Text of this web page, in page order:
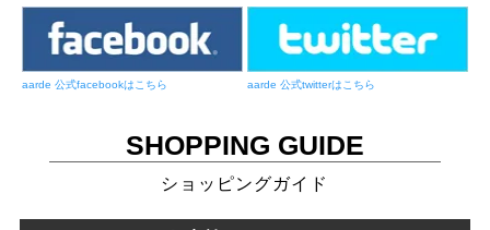
aarde 公式facebookはこちら aarde 公式twitterはこちら
SHOPPING GUIDE
ショッピングガイド